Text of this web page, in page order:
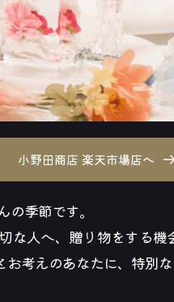
小野田商店 楽天市場店へ
季節です。
な人へ、贈り物をする
考えのあなたに、特別な